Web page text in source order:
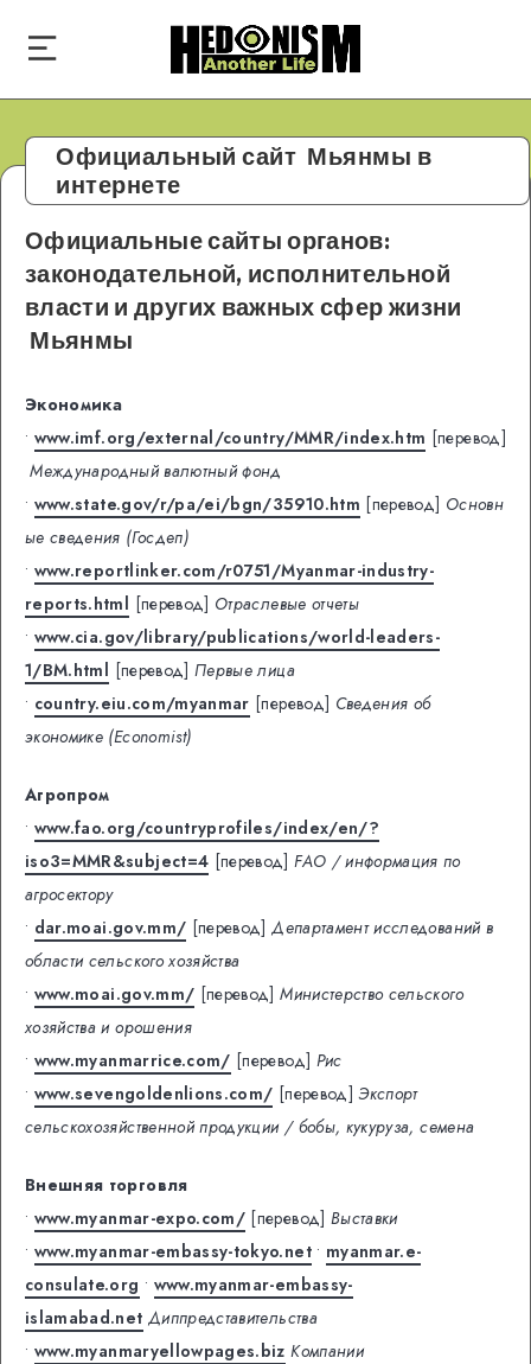
Официальный сайт Мьянмы в
интернете
Официальные сайты органов:
законодательной, исполнительной
власти и других важных сфер жизни
Мьянмы
Экономика
• www.imf.org/external/country/MMR/index.htm [перевод]
Международный валютный фонд
• www.state.gov/r/pa/ei/bgn/35910.htm [перевод] Основн
ые сведения (Госдеп)
• www.reportlinker.com/r0751/Myanmar-industry-
reports.html [перевод] Отраслевые отчеты
• www.cia.gov/library/publications/world-leaders-
1/BM.html [перевод] Первые лица
• country.eiu.com/myanmar [перевод] Сведения об
экономике (Economist)
Агропром
• www.fao.org/countryprofiles/index/en/?
iso3=MMR&subject=4 [перевод] FAO / информация по
агросектору
• dar.moai.gov.mm/ [перевод] Департамент исследований в
области сельского хозяйства
• www.moai.gov.mm/ [перевод] Министерство сельского
хозяйства и орошения
• www.myanmarrice.com/ [перевод] Рис
• www.sevengoldenlions.com/ [перевод] Экспорт
сельскохозяйственной продукции / бобы, кукуруза, семена
Внешняя торговля
• www.myanmar-expo.com/ [перевод] Выставки
• www.myanmar-embassy-tokyo.net• myanmar.e-
consulate.org • www.myanmar-embassy-
islamabad.net Диппредставительства
• www.myanmaryellowpages.biz Компании